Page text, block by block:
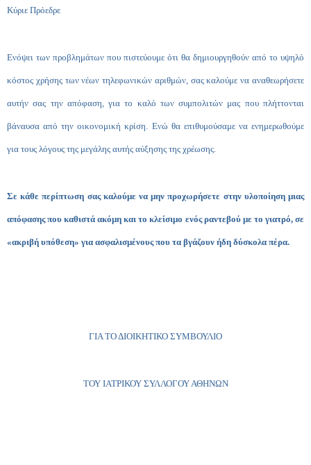
Κύριε Πρόεδρε
Ενόψει των προβλημάτων που πιστεύουμε ότι θα δημιουργηθούν από το υψηλό
κόστος χρήσης των νέων τηλεφωνικών αριθμών, σας καλούμε να αναθεωρήσετε
αυτήν σας την απόφαση, για το καλό των συμπολιτών μας που πλήττονται
βάναυσα από την οικονομική κρίση. Ενώ θα επιθυμούσαμε να ενημερωθούμε
για τους λόγους της μεγάλης αυτής αύξησης της χρέωσης.
Σε κάθε περίπτωση σας καλούμε να μην προχωρήσετε στην υλοποίηση μιας
απόφασης που καθιστά ακόμη και το κλείσιμο ενός ραντεβού με το γιατρό, σε
«ακριβή υπόθεση» για ασφαλισμένους που τα βγάζουν ήδη δύσκολα πέρα.
ΓΙΑ ΤΟ ΔΙΟΙΚΗΤΙΚΟ ΣΥΜΒΟΥΛΙΟ
ΤΟΥ ΙΑΤΡΙΚΟΥ ΣΥΛΛΟΓΟΥ ΑΘΗΝΩΝ